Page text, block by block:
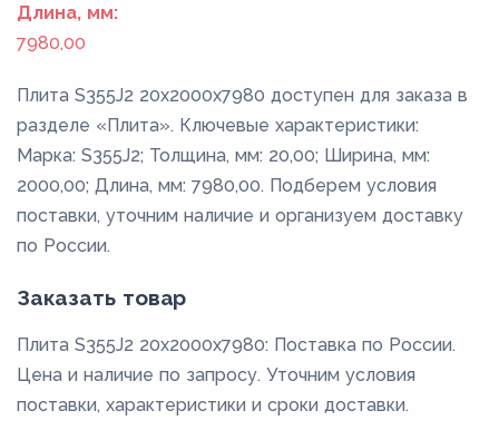
Длина, мм:
7980,00
Плита S355J2 20x2000x7980 доступен для заказа в
разделе «Плита». Ключевые характеристики:
Марка: S355J2; Толщина, мм: 20,00; Ширина, мм:
2000,00; Длина, мм: 7980,00. Подберем условия
поставки, уточним наличие и организуем доставку
по России.
Заказать товар
Плита S355J2 20x2000x7980: Поставка по России.
Цена и наличие по запросу. Уточним условия
поставки, характеристики и сроки доставки.